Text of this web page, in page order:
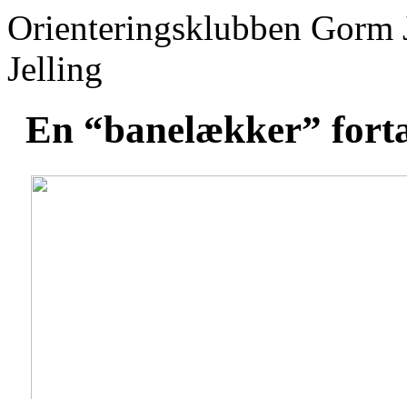
Orienteringsklubben
Jelling
En “banelækker”